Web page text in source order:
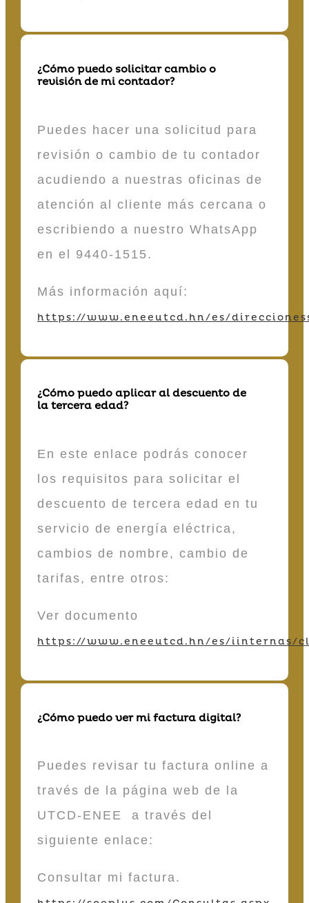
¿Cómo puedo solicitar cambio o
revisión de mi contador?
Puedes hacer una solicitud para
revisión o cambio de tu contador
acudiendo a nuestras oficinas de
atención al cliente más cercana o
escribiendo a nuestro WhatsApp
en el 9440-1515.
Más información aquí:
https://www.eneeutcd.hn/es/
¿Cómo puedo aplicar al descuento de
la tercera edad?
En este enlace podrás conocer
los requisitos para solicitar el
descuento de tercera edad en tu
servicio de energía eléctrica,
cambios de nombre, cambio de
tarifas, entre otros:
Ver documento
https://www.eneeutcd.hn/es/iinternas/
¿Cómo puedo ver mi factura digital?
Puedes revisar tu factura online a
través de la página web de la
UTCD-ENEE a través del
siguiente enlace:
Consultar mi factura.